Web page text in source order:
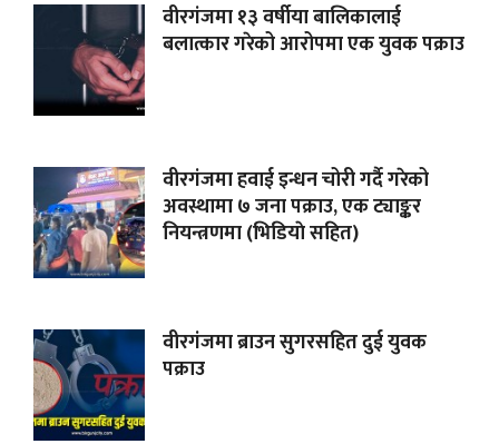
वीरगंजमा १३ वर्षीया बालिकालाई
बलात्कार गरेको आरोपमा एक युवक पक्राउ
वीरगंजमा हवाई इन्धन चोरी गर्दै गरेको
अवस्थामा ७ जना पक्राउ, एक ट्याङ्कर
नियन्त्रणमा (भिडियाे सहित)
वीरगंजमा ब्राउन सुगरसहित दुई युवक
पक्राउ